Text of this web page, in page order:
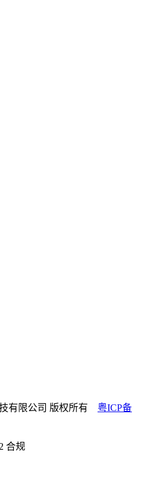
有限公司 版权所有 粤ICP备
合规